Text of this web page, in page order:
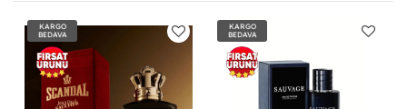
KARGO
BEDAVA
KARGO
BEDAVA